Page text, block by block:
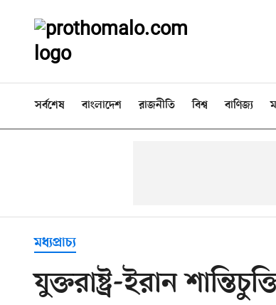
সর্বশেষ বাংলাদেশ রাজনীতি বিশ্ব বাণিজ্য
মধ্যপ্রাচ্য
যুক্তরাষ্ট্র-ইরান